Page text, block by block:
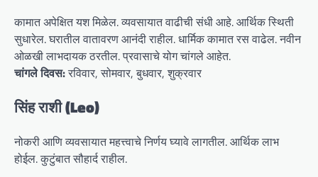
कामात अपेक्षित यश मिळेल. व्यवसायात वाढीची संधी आहे. आर्थिक स्थिती
सुधारेल. घरातील वातावरण आनंदी राहील. धार्मिक कामात रस वाढेल. नवीन
ओळखी लाभदायक ठरतील. प्रवासाचे योग चांगले आहेत.
चांगले दिवस:रविवार, सोमवार, बुधवार, शुक्रवार
सिंह राशी (Leo)
नोकरी आणि व्यवसायात महत्त्वाचे निर्णय घ्यावे लागतील. आर्थिक लाभ
होईल. कुटुंबात सौहार्द राहील.